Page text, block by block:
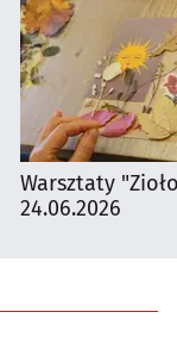
Warsztaty
24.06.2026